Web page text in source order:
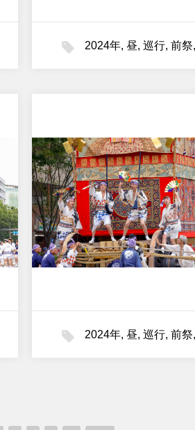
2024年, 昼, 巡行, 前祭,
2024年, 昼, 巡行, 前祭,